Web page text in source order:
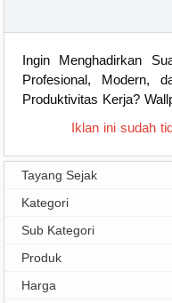
Ingin Menghadirkan
Profesional, Modern,
Produktivitas Kerja?
Iklan ini sudah
Tayang Sejak
Kategori
Sub Kategori
Produk
Harga